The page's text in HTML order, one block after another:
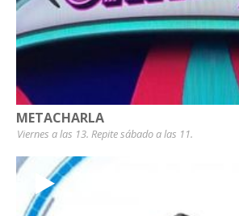
METACHARLA
Viernes a las 13. Repite sábado a las 11.